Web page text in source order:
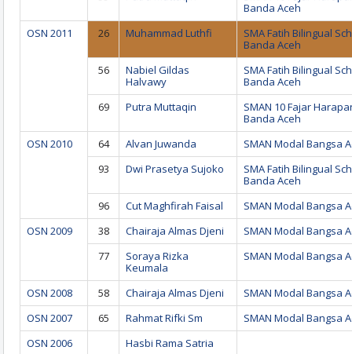
Banda Aceh
OSN 2011
26 Muhammad Luthfi
SMA Fatih Bilingual
Banda Aceh
56
Nabiel Gildas
Halvawy
SMA Fatih Bilingual
Banda Aceh
69
Putra Muttaqin
SMAN 10 Fajar
Banda Aceh
OSN 2010
64 Alvan Juwanda
SMAN Modal Bangsa
93
Dwi Prasetya Sujoko
SMA Fatih Bilingual
Banda Aceh
96
Cut Maghfirah Faisal
SMAN Modal Bangsa
OSN 2009
38 Chairaja Almas Djeni
SMAN Modal Bangsa
77
Soraya Rizka
Keumala
SMAN Modal Bangsa
OSN 2008 58 Chairaja Almas Djeni
SMAN Modal Bangsa
OSN 2007
65 Rahmat Rifki Sm
SMAN Modal Bangsa
OSN 2006
Hasbi Rama Satria